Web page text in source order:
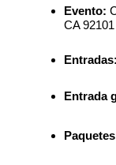
Evento:
CA 92101
Entradas:
Entrada